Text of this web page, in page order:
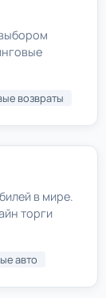
возвраты
в мире.
торги
авто